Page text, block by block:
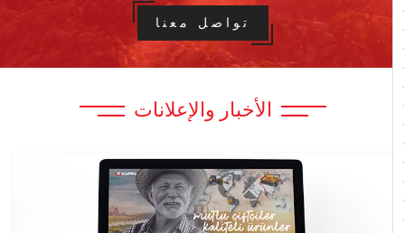
تواصل معنا
الأخبار والإعلانات